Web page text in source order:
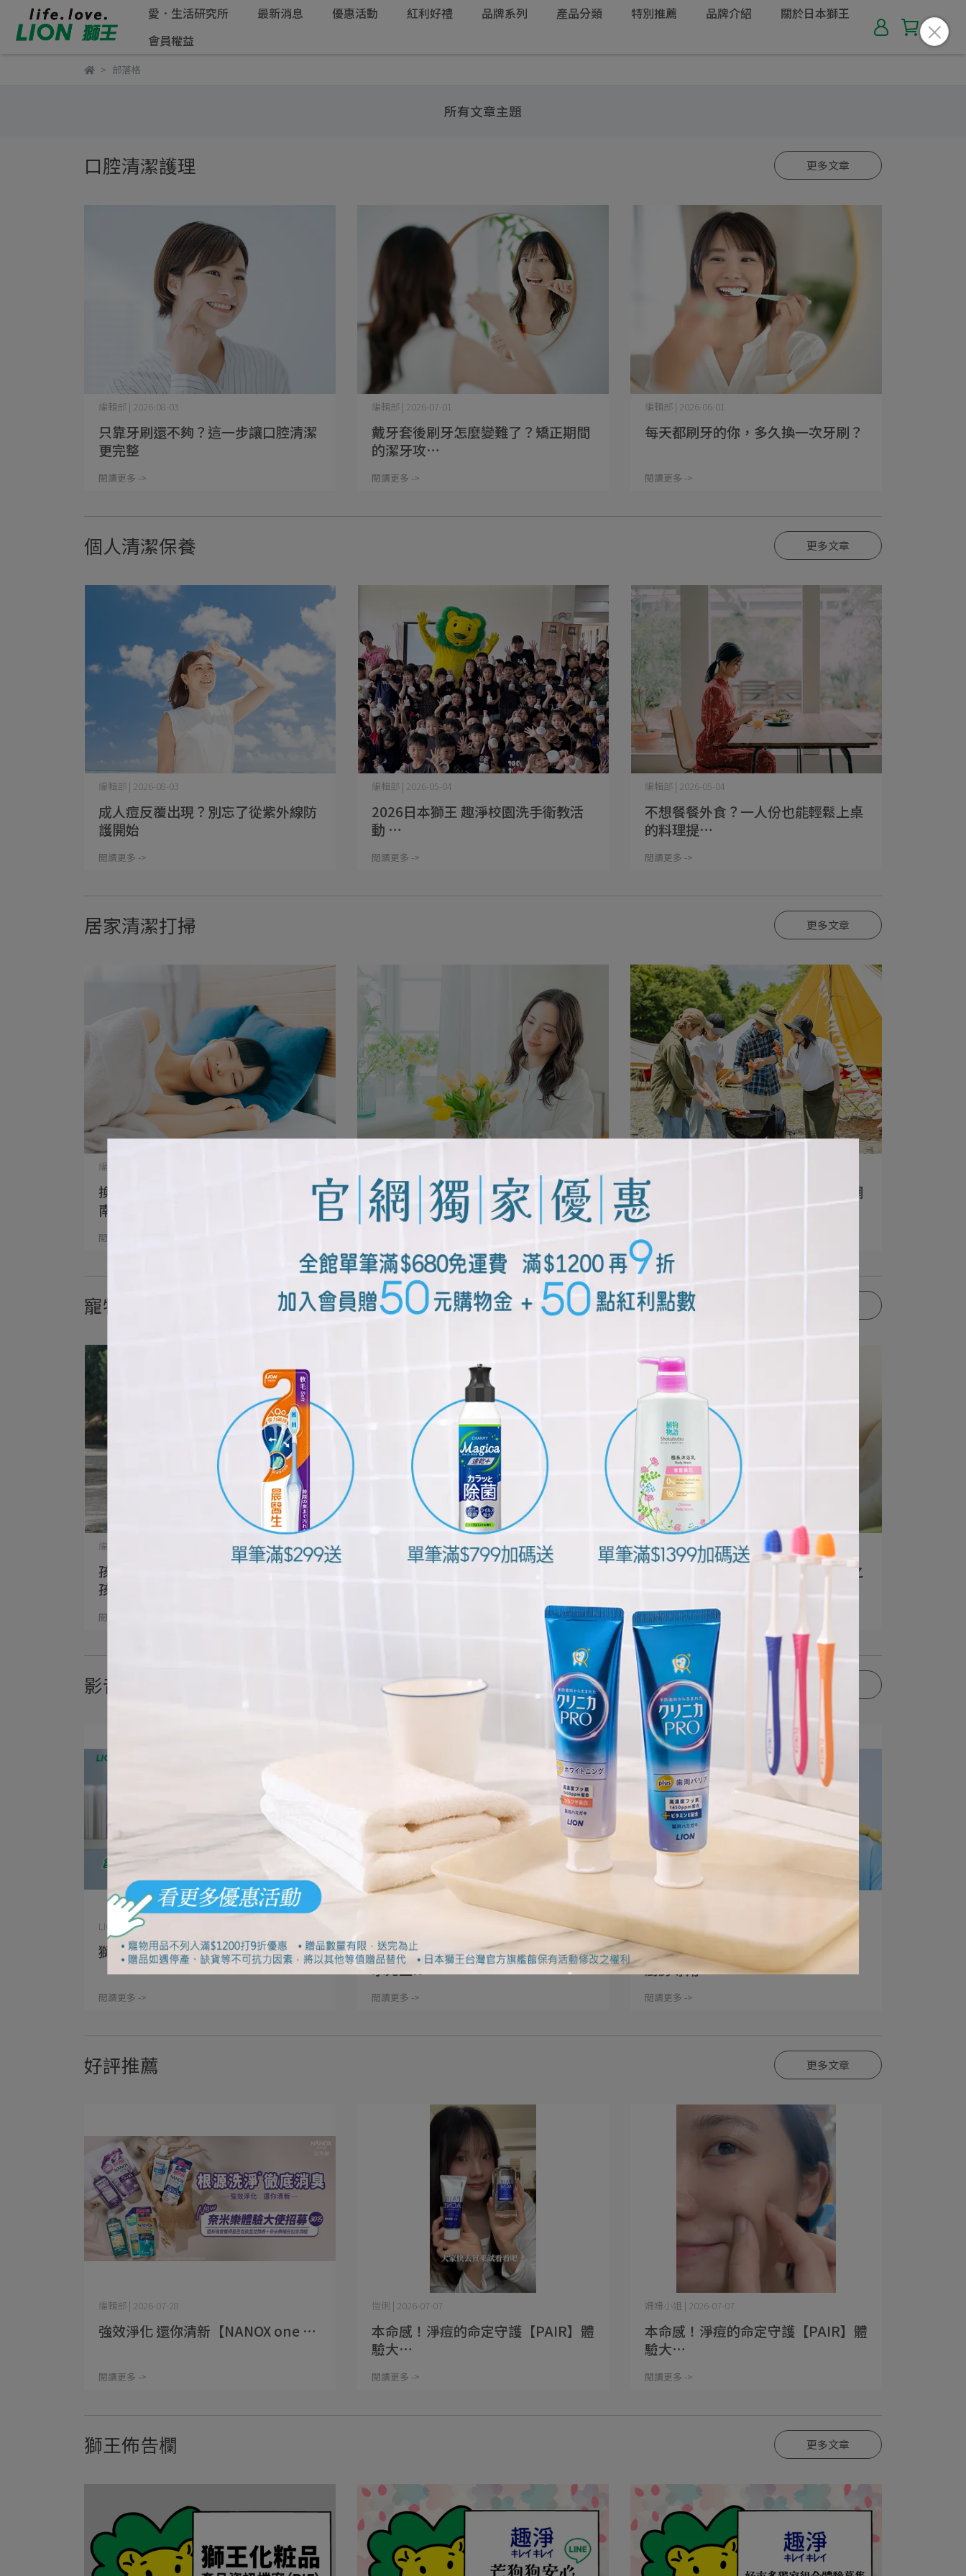
愛．生活研究所 最新消息 優惠活動 紅利好禮 品牌系列 產品分類 特別推薦 品牌介紹
關於日本獅王
會員權益
部落格
所有文章主題
口腔清潔護理 更多文章
編輯部 | 2026-08-03
只靠牙刷還不夠？這一步讓口腔清潔
更完整
閱讀更多 ->
編輯部 | 2026-07-01
戴牙套後刷牙怎麼變難了？矯正期間
的潔牙攻⋯
閱讀更多 ->
編輯部 | 2026-06-01
每天都刷牙的你，多久換一次牙刷？
閱讀更多 ->
個人清潔保養 更多文章
編輯部 | 2026-08-03
成人痘反覆出現？別忘了從紫外線防
護開始
閱讀更多 ->
編輯部 | 2026-05-04
2026日本獅王 趣淨校園洗手衛教活
動 ⋯
閱讀更多 ->
編輯部 | 2026-05-04
不想餐餐外食？一人份也能輕鬆上桌
的料理提⋯
閱讀更多 ->
居家清潔打掃 更多文章
編輯部 | 2026-08-03
換上清爽夏夜模式 床包與涼被清洗指
南
閱讀更多 ->
灰塵躲哪去？那些藏在衣物、寢具裡
的清爽關⋯
露營收拾不崩潰！鍋具、鐵板、烤網
這樣洗更⋯
閱讀更多 ->
寵物健康生活
編輯部 | 2026-06-29
孩子想養寵物？親子一起做好迎接毛
孩的準備
閱讀更多 ->
編輯部 | 2026-05-04 編輯部 | 2026-01-01
和毛孩一路幸福到最後：成為家人之
閱讀更多 ->
影音專區 更多文章
LION​ | 2026-07-21
獅王牙刷 專業守護口腔健康
閱讀更多 ->
【獅美露スマイル】眼睛模糊類眼藥
水売上N⋯
閱讀更多 ->
LION​ | 2024-05-02
日本獅王趣淨料理手抗菌去味慕斯｜
廚房專用⋯
閱讀更多 ->
好評推薦 更多文章
編輯部 | 2026-07-28
強效淨化 還你清新【NANOX one ⋯
閱讀更多 ->
愷俐 | 2026-07-07
本命感！淨痘的命定守護【PAIR】體
驗大⋯
閱讀更多 ->
姍姍小姐 | 2026-07-07
本命感！淨痘的命定守護【PAIR】體
驗大⋯
閱讀更多 ->
獅王佈告欄 更多文章